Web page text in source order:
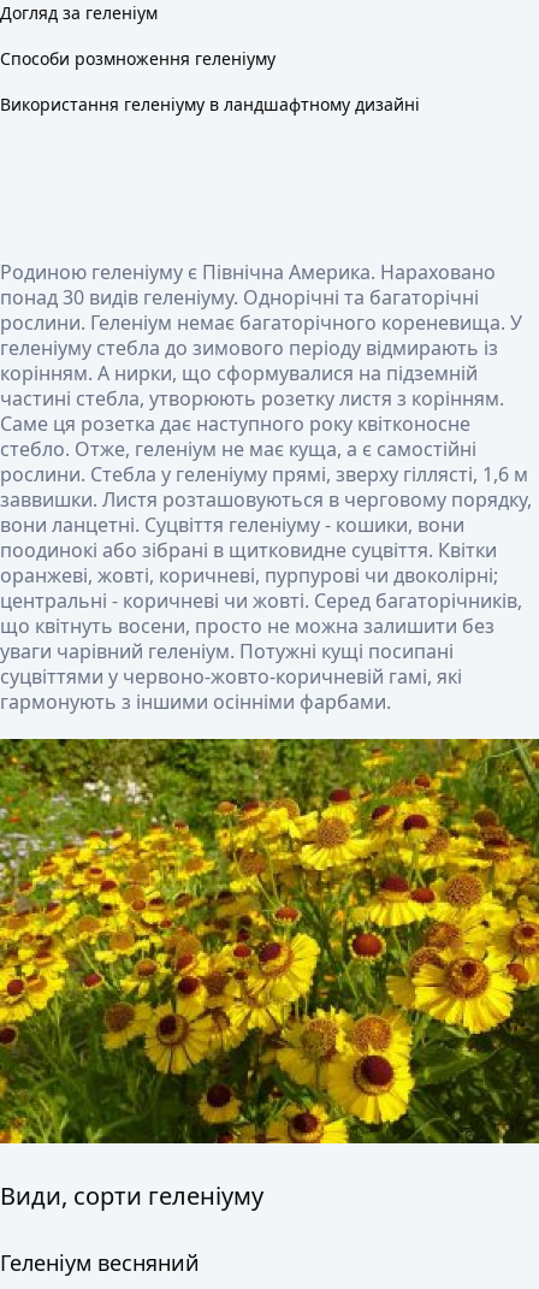
Догляд за геленіум
Способи розмноження геленіуму
Використання геленіуму в ландшафтному дизайні
Родиною геленіуму є Північна Америка. Нараховано
понад 30 видів геленіуму. Однорічні та багаторічні
рослини. Геленіум немає багаторічного кореневища. У
геленіуму стебла до зимового періоду відмирають із
корінням. А нирки, що сформувалися на підземній
частині стебла, утворюють розетку листя з корінням.
Саме ця розетка дає наступного року квітконосне
стебло. Отже, геленіум не має куща, а є самостійні
рослини. Стебла у геленіуму прямі, зверху гіллясті, 1,6 м
заввишки. Листя розташовуються в черговому порядку,
вони ланцетні. Суцвіття геленіуму - кошики, вони
поодинокі або зібрані в щитковидне суцвіття. Квітки
оранжеві, жовті, коричневі, пурпурові чи двоколірні;
центральні - коричневі чи жовті. Серед багаторічників,
що квітнуть восени, просто не можна залишити без
уваги чарівний геленіум. Потужні кущі посипані
суцвіттями у червоно-жовто-коричневій гамі, які
гармонують з іншими осінніми фарбами.
Види, сорти геленіуму
Геленіум весняний